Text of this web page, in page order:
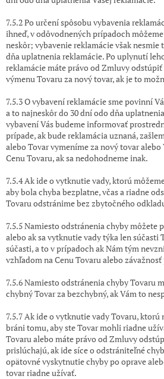
7.5.2 Po určení spôsobu vybavenia
ihneď, v odôvodnených prípadoch
neskôr; vybavenie reklamácie však nesmie
dňa uplatnenia reklamácie. Po uplynutí
reklamácie máte právo od Zmluvy odstúpiť
výmenu Tovaru za nový tovar, ak je to
7.5.3 O vybavení reklamácie sme povinní
a to najneskôr do 30 dní odo dňa
vybavení Vás budeme informovať
prípade, ak bude reklamácia uznaná,
alebo Tovar vymeníme za nový tovar
Cenu Tovaru, ak sa nedohodneme inak.
7.5.4 Ak ide o vytknutie vady, ktorú
aby bola chyba bezplatne, včas a riadne
Tovaru odstránime bez zbytočného
7.5.5 Namiesto odstránenia chyby môžete
alebo ak sa vytknutie vady týka len súčasti
súčasti, a to v prípadoch ak Nám tým
vzhľadom na Cenu Tovaru alebo
7.5.6 Namiesto odstránenia chyby Tovaru
chybný Tovar za bezchybný, ak Vám to
7.5.7 Ak ide o vytknutie vady Tovaru,
bráni tomu, aby ste Tovar mohli riadne
Tovaru alebo máte právo od Zmluvy
prislúchajú, ak ide síce o odstrániteľné
opätovné vyskytnutie chyby po oprave
tovar riadne užívať.